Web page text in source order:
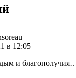
в 12:05
и